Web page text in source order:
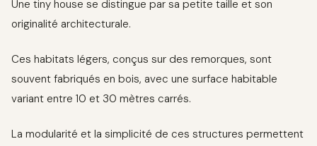
Une tiny house se distingue par sa petite taille et son
originalité architecturale.
Ces habitats légers, conçus sur des remorques, sont
souvent fabriqués en bois, avec une surface habitable
variant entre 10 et 30 mètres carrés.
La modularité et la simplicité de ces structures permettent